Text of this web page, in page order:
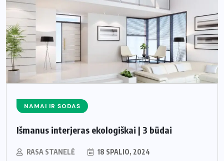
NAMAI IR SODAS
Išmanus interjeras ekologiškai | 3 būdai
RASA STANELĖ 18 SPALIO, 2024